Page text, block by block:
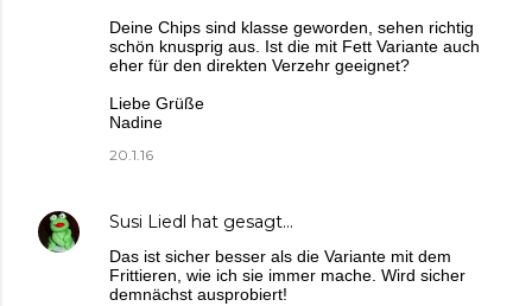
Deine Chips sind klasse geworden, sehen richtig
schön knusprig aus. Ist die mit Fett Variante auch
eher für den direkten Verzehr geeignet?
Liebe Grüße
Nadine
20.1.16
Susi Liedl hat gesagt…
Das ist sicher besser als die Variante mit dem
Frittieren, wie ich sie immer mache. Wird sicher
demnächst ausprobiert!